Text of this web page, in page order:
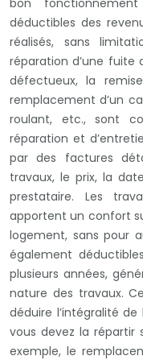
déductibles des
réalisés, sans
réparation d’une fuite
défectueux, la
remplacement d’un
roulant, etc., sont
réparation et
par des factures
travaux, le prix, la
prestataire. Les
apportent un confort
logement, sans pour
également
plusieurs années,
nature des travaux.
déduire l’intégralité
vous devez la répartir
exemple, le